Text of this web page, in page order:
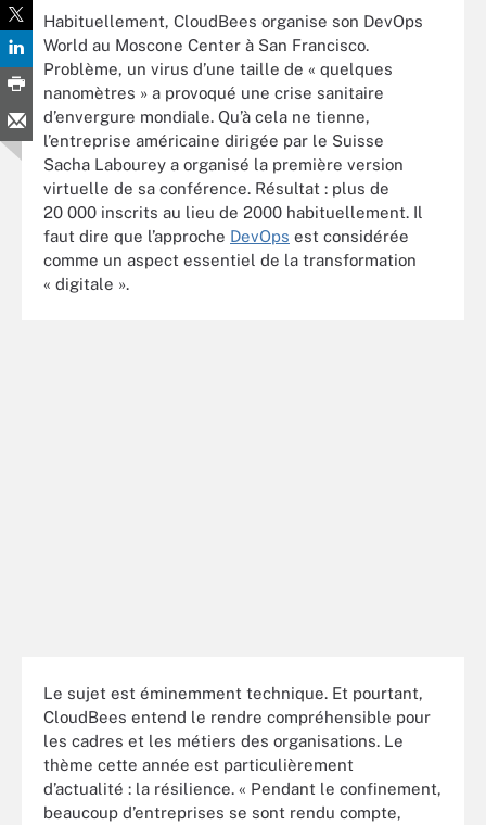
Habituellement, CloudBees organise son DevOps
World au Moscone Center à San Francisco.
Problème, un virus d’une taille de « quelques
nanomètres » a provoqué une crise sanitaire
d’envergure mondiale. Qu’à cela ne tienne,
l’entreprise américaine dirigée par le Suisse
Sacha Labourey a organisé la première version
virtuelle de sa conférence. Résultat : plus de
20 000 inscrits au lieu de 2000 habituellement. Il
faut dire que l’approche DevOps est considérée
comme un aspect essentiel de la transformation
« digitale ».
Le sujet est éminemment technique. Et pourtant,
CloudBees entend le rendre compréhensible pour
les cadres et les métiers des organisations. Le
thème cette année est particulièrement
d’actualité : la résilience. « Pendant le confinement,
beaucoup d’entreprises se sont rendu compte,